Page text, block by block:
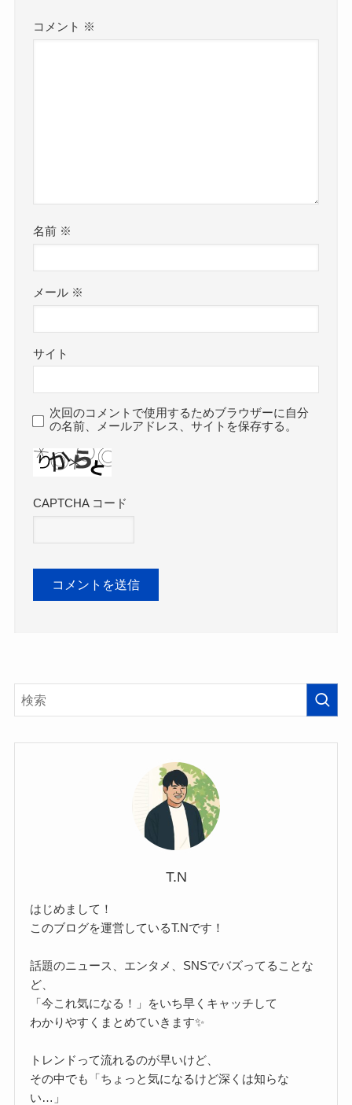
コメント ※
名前 ※
メール ※
サイト
次回のコメントで使用するためブラウザーに自分
の名前、メールアドレス、サイトを保存する。
CAPTCHA コード
T.N
はじめまして！
このブログを運営しているT.Nです！
話題のニュース、エンタメ、SNSでバズってることな
ど、
「今これ気になる！」をいち早くキャッチして
わかりやすくまとめていきます✨
トレンドって流れるのが早いけど、
その中でも「ちょっと気になるけど深くは知らな
い…」